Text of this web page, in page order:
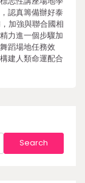
認真籌備辦好泰
加強與聯合國相
力進一個步驟加
蹈場地任務效
建人類命運配合
Search